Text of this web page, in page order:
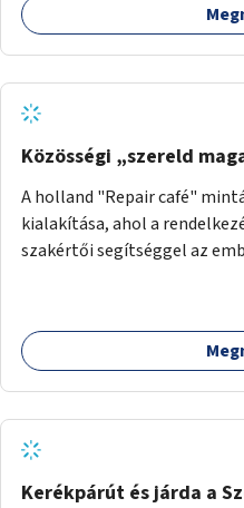
Közösségi „szereld
A holland "Repair café"
kialakítása, ahol a
szakértői segítséggel az
egymásnak, megosszák
Kerékpárút és járda a